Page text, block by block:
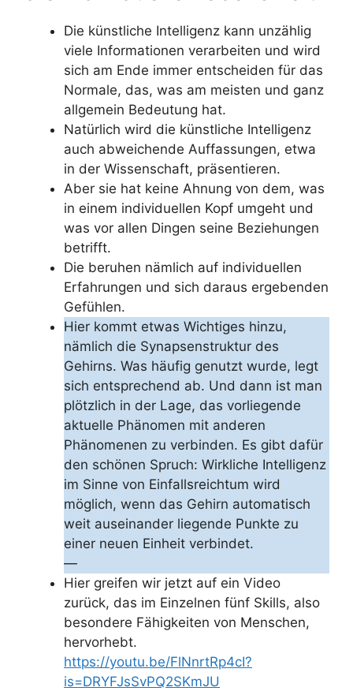
Die künstliche Intelligenz kann unzählig
viele Informationen verarbeiten und wird
sich am Ende immer entscheiden für das
Normale, das, was am meisten und ganz
allgemein Bedeutung hat.
Natürlich wird die künstliche Intelligenz
auch abweichende Auffassungen, etwa
in der Wissenschaft, präsentieren.
Aber sie hat keine Ahnung von dem, was
in einem individuellen Kopf umgeht und
was vor allen Dingen seine Beziehungen
betrifft.
Die beruhen nämlich auf individuellen
Erfahrungen und sich daraus ergebenden
Gefühlen.
Hier kommt etwas Wichtiges hinzu,
nämlich die Synapsenstruktur des
Gehirns. Was häufig genutzt wurde, legt
sich entsprechend ab. Und dann ist man
plötzlich in der Lage, das vorliegende
aktuelle Phänomen mit anderen
Phänomenen zu verbinden. Es gibt dafür
den schönen Spruch: Wirkliche Intelligenz
im Sinne von Einfallsreichtum wird
möglich, wenn das Gehirn automatisch
weit auseinander liegende Punkte zu
einer neuen Einheit verbindet.
—
Hier greifen wir jetzt auf ein Video
zurück, das im Einzelnen fünf Skills, also
besondere Fähigkeiten von Menschen,
hervorhebt.
https://youtu.be/FlNnrtRp4cI?
is=DRYFJsSvPQ2SKmJU